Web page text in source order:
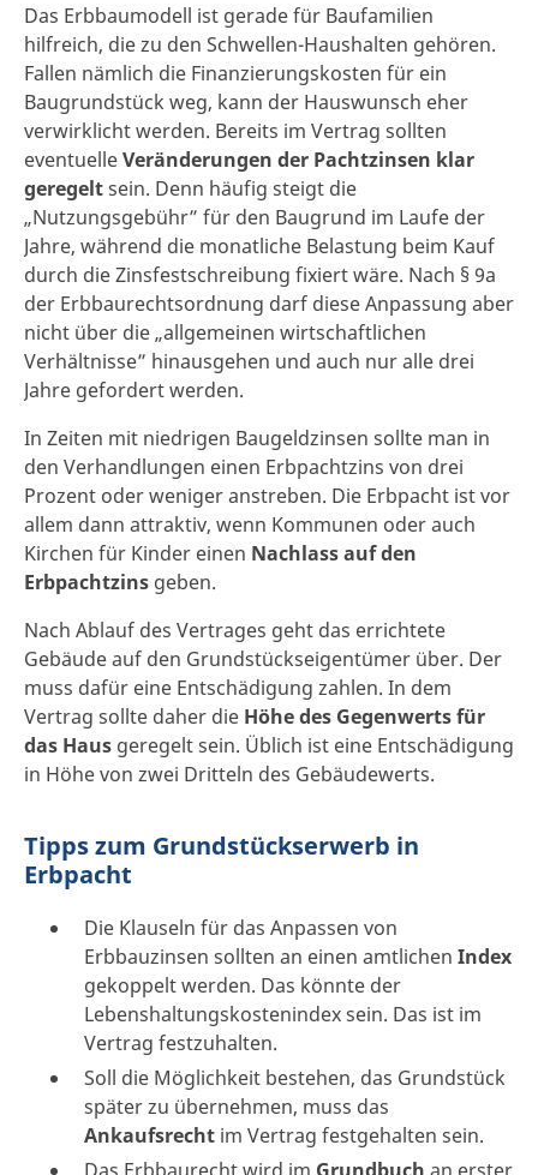
Das Erbbaumodell ist gerade für Baufamilien
hilfreich, die zu den Schwellen-Haushalten gehören.
Fallen nämlich die Finanzierungskosten für ein
Baugrundstück weg, kann der Hauswunsch eher
verwirklicht werden. Bereits im Vertrag sollten
eventuelleVeränderungen der Pachtzinsen klar
geregeltsein. Denn häufig steigt die
„Nutzungsgebühr” für den Baugrund im Laufe der
Jahre, während die monatliche Belastung beim Kauf
durch die Zinsfestschreibung fixiert wäre. Nach § 9a
der Erbbaurechtsordnung darf diese Anpassung aber
nicht über die „allgemeinen wirtschaftlichen
Verhältnisse” hinausgehen und auch nur alle drei
Jahre gefordert werden.
In Zeiten mit niedrigen Baugeldzinsen sollte man in
den Verhandlungen einen Erbpachtzins von drei
Prozent oder weniger anstreben. Die Erbpacht ist vor
allem dann attraktiv, wenn Kommunen oder auch
Kirchen für Kinder einen Nachlass auf den
Erbpachtzins geben.
Nach Ablauf des Vertrages geht das errichtete
Gebäude auf den Grundstückseigentümer über. Der
muss dafür eine Entschädigung zahlen. In dem
Vertrag sollte daher die Höhe des Gegenwerts für
das Haus geregelt sein. Üblich ist eine Entschädigung
in Höhe von zwei Dritteln des Gebäudewerts.
Tipps zum Grundstückserwerb in
Erbpacht
Die Klauseln für das Anpassen von
Erbbauzinsen sollten an einen amtlichen Index
gekoppelt werden. Das könnte der
Lebenshaltungskostenindex sein. Das ist im
Vertrag festzuhalten.
Soll die Möglichkeit bestehen, das Grundstück
später zu übernehmen, muss das
Ankaufsrecht im Vertrag festgehalten sein.